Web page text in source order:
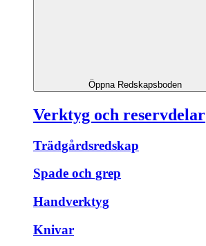
Öppna Redskapsboden
Verktyg och reservdelar
Trädgårdsredskap
Spade och grep
Handverktyg
Knivar